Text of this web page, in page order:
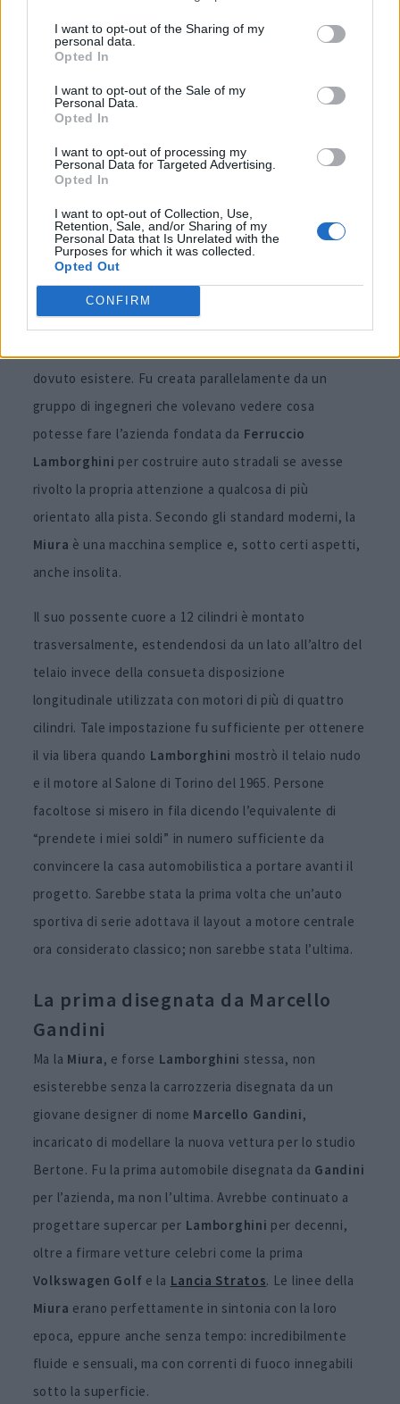
I want to opt-out of the Sharing of my
personal data.
Opted In
I want to opt-out of the Sale of my
Personal Data.
Opted In
I want to opt-out of processing my
Personal Data for Targeted Advertising.
Opted In
I want to opt-out of Collection, Use,
Retention, Sale, and/or Sharing of my
Personal Data that Is Unrelated with the
Purposes for which it was collected.
Opted Out
CONFIRM
(1966-1973)
Il terzo modello ad aver mai sfoggiato un toro
dovuto esistere. Fu creata parallelamente da un
gruppo di ingegneri che volevano vedere cosa
potesse fare l’azienda fondata da Ferruccio
Lamborghini per costruire auto stradali se avesse
rivolto la propria attenzione a qualcosa di più
orientato alla pista. Secondo gli standard moderni, la
Miura è una macchina semplice e, sotto certi aspetti,
anche insolita.
Il suo possente cuore a 12 cilindri è montato
trasversalmente, estendendosi da un lato all’altro del
telaio invece della consueta disposizione
longitudinale utilizzata con motori di più di quattro
cilindri. Tale impostazione fu sufficiente per ottenere
il via libera quando Lamborghini mostrò il telaio nudo
e il motore al Salone di Torino del 1965. Persone
facoltose si misero in fila dicendo l’equivalente di
“prendete i miei soldi” in numero sufficiente da
convincere la casa automobilistica a portare avanti il
progetto. Sarebbe stata la prima volta che un’auto
sportiva di serie adottava il layout a motore centrale
ora considerato classico; non sarebbe stata l’ultima.
La prima disegnata da Marcello
Gandini
Ma la Miura, e forse Lamborghini stessa, non
esisterebbe senza la carrozzeria disegnata da un
giovane designer di nome Marcello Gandini,
incaricato di modellare la nuova vettura per lo studio
Bertone. Fu la prima automobile disegnata da Gandini
per l’azienda, ma non l’ultima. Avrebbe continuato a
progettare supercar per Lamborghini per decenni,
oltre a firmare vetture celebri come la prima
Volkswagen Golf e la Lancia Stratos. Le linee della
Miura erano perfettamente in sintonia con la loro
epoca, eppure anche senza tempo: incredibilmente
fluide e sensuali, ma con correnti di fuoco innegabili
sotto la superficie.